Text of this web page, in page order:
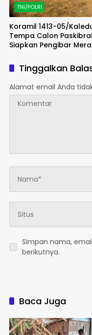
TNI/POLRI
Koramil 1413-05/
Tempa Calon
Siapkan Pengibar
Tinggalkan
Alamat email Anda
Simpan nama,
berikutnya.
Baca Juga